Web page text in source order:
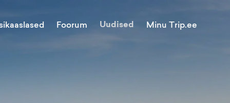
Foorum Uudised Minu Trip.ee